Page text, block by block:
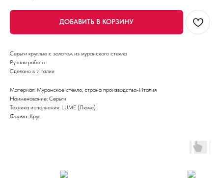
ДОБАВИТЬ В КОРЗИНУ
Серьги круглые с золотом из муранского стекла
Ручная работа
Сделано в Италии
Материал: Муранское стекло, страна производства-Италия
Наименование: Серьги
Техника исполнения: LUME (Люме)
Форма: Круг